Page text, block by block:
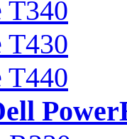
T340
T430
T440